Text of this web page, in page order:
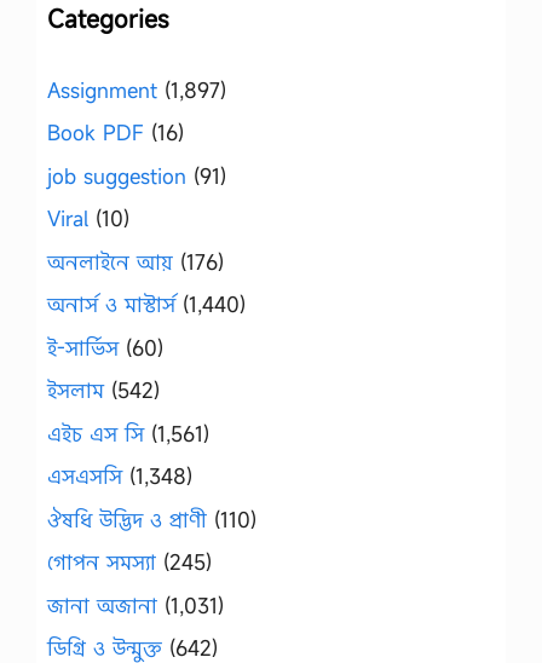
Categories
Assignment (1,897)
Book PDF (16)
job suggestion (91)
Viral (10)
অনলাইনে আয় (176)
অনার্স ও মাস্টার্স(1,440)
ই-সার্ভিস(60)
ইসলাম(542)
এইচ এস সি(1,561)
এসএসসি(1,348)
ঔষধি উদ্ভিদ ও প্রাণী (110)
গোপন সমস্যা (245)
জানা অজানা (1,031)
ডিগ্রি ও উন্মুক্ত (642)